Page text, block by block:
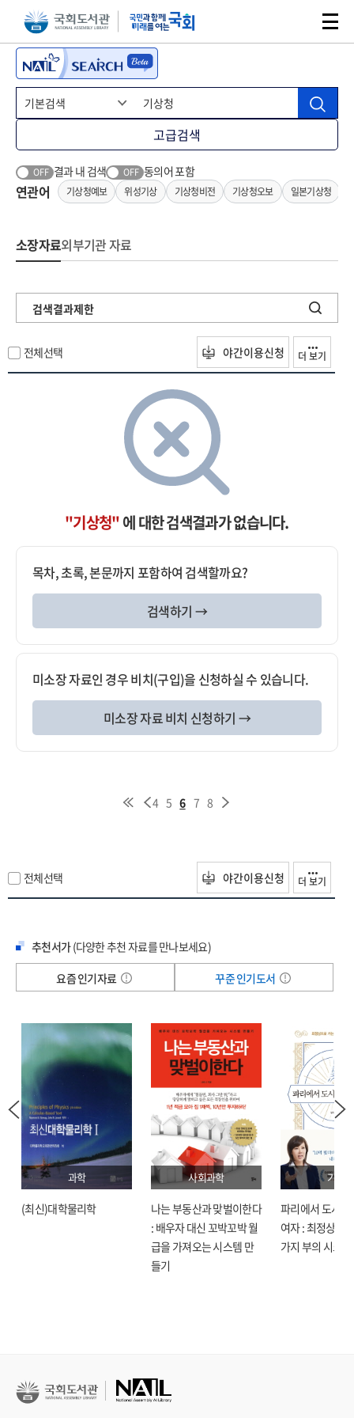
본문 바로가기주메뉴 바로가기
고급검색
OFF 결과 내 검색 OFF 동의어 포함
연관어 기상청예보 위성기상 기상청비전 기상청오보 일본기상청
소장자료외부기관 자료
검색결과제한
전체선택 야간이용신청 더 보기
"기상청"에 대한 검색결과가 없습니다.
목차, 초록, 본문까지 포함하여 검색할까요?
검색하기 →
미소장 자료인 경우 비치(구입)을 신청하실 수 있습니다.
미소장 자료 비치 신청하기 →
4 5 6 7 8
전체선택 야간이용신청 더 보기
추천서가(다양한 추천 자료를 만나보세요)
요즘 인기자료
꾸준 인기도서
과학
(최신)대학물리학
사회과학
나는 부동산과 맞벌이한다
: 배우자 대신 꼬박꼬박 월
급을 가져오는 시스템 만
들기
기술
파리에서 도시락
여자 : 최정상으
가지 부의 시크릿